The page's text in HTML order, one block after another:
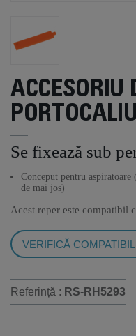
ACCESORIU
Se fixează sub
Conceput pentru
de mai jos)
Acest reper este compatibil
VERIFICĂ
Referință : RS-RH5293